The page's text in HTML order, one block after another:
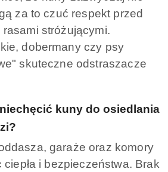
za to czuć respekt przed
rasami stróżującymi.
dobermany czy psy
skuteczne odstraszacze
kuny do osiedlania
garaże oraz komory
i bezpieczeństwa. Brak